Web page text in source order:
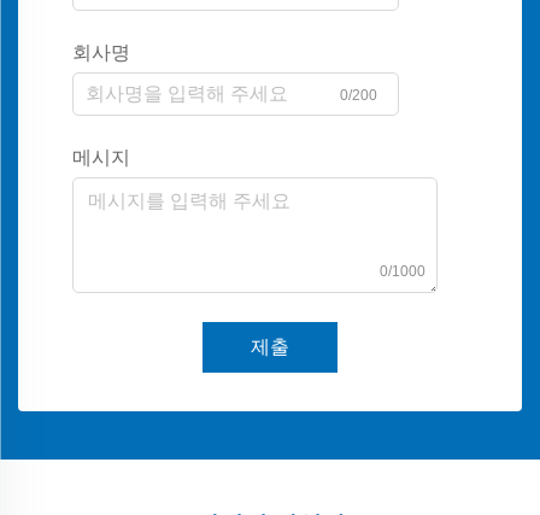
회사명
0/200
메시지
0/1000
제출